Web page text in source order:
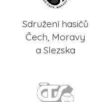
Sdružení hasičů
Čech, Moravy
a Slezska